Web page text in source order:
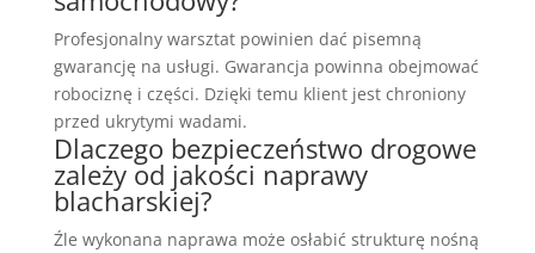
Profesjonalny warsztat powinien dać pisemną
gwarancję na usługi. Gwarancja powinna obejmować
robociznę i części. Dzięki temu klient jest chroniony
przed ukrytymi wadami.
Dlaczego bezpieczeństwo drogowe
zależy od jakości naprawy
blacharskiej?
Źle wykonana naprawa może osłabić strukturę nośną